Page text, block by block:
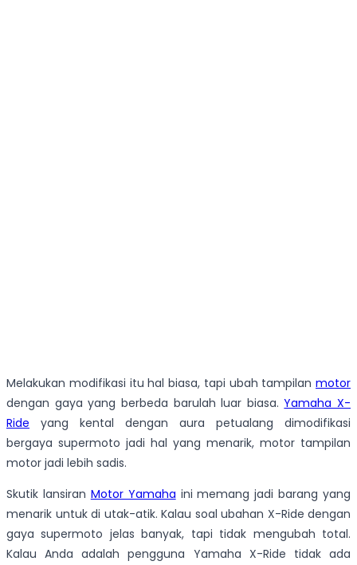
Melakukan modifikasi itu hal biasa, tapi ubah tampilan motor
dengan gaya yang berbeda barulah luar biasa.Yamaha X-
Ride yang kental dengan aura petualang dimodifikasi
bergaya supermoto jadi hal yang menarik, motor tampilan
motor jadi lebih sadis.
Skutik lansiran Motor Yamaha ini memang jadi barang yang
menarik untuk di utak-atik. Kalau soal ubahan X-Ride dengan
gaya supermoto jelas banyak, tapi tidak mengubah total.
Kalau Anda adalah pengguna Yamaha X-Ride tidak ada